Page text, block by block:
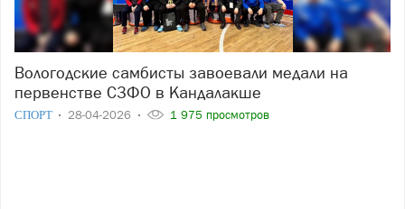
Вологодские самбисты завоевали медали на
первенстве СЗФО в Кандалакше
СПОРТ 28-04-2026 1 975 просмотров